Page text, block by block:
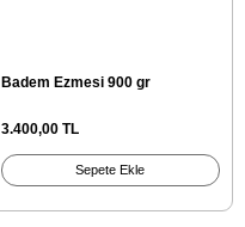
Badem Ezmesi 900 gr
3.400,00 TL
Sepete Ekle